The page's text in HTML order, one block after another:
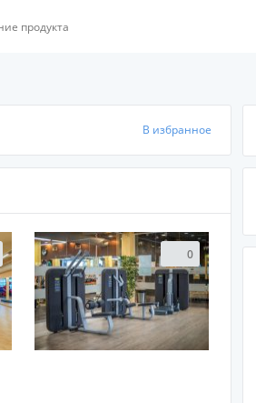
В избранное
0